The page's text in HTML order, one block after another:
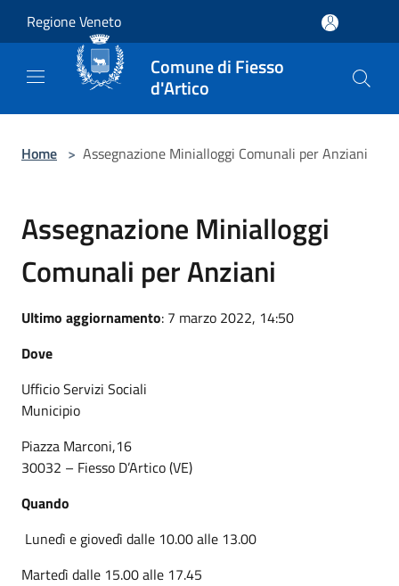
Regione Veneto
Comune di Fiesso
d'Artico
Home > Assegnazione Minialloggi Comunali per Anziani
Assegnazione Minialloggi
Comunali per Anziani
Ultimo aggiornamento: 7 marzo 2022, 14:50
Dove
Ufficio Servizi Sociali
Municipio
Piazza Marconi,16
30032 – Fiesso D’Artico (VE)
Quando
Lunedì e giovedì dalle 10.00 alle 13.00
Martedì dalle 15.00 alle 17.45